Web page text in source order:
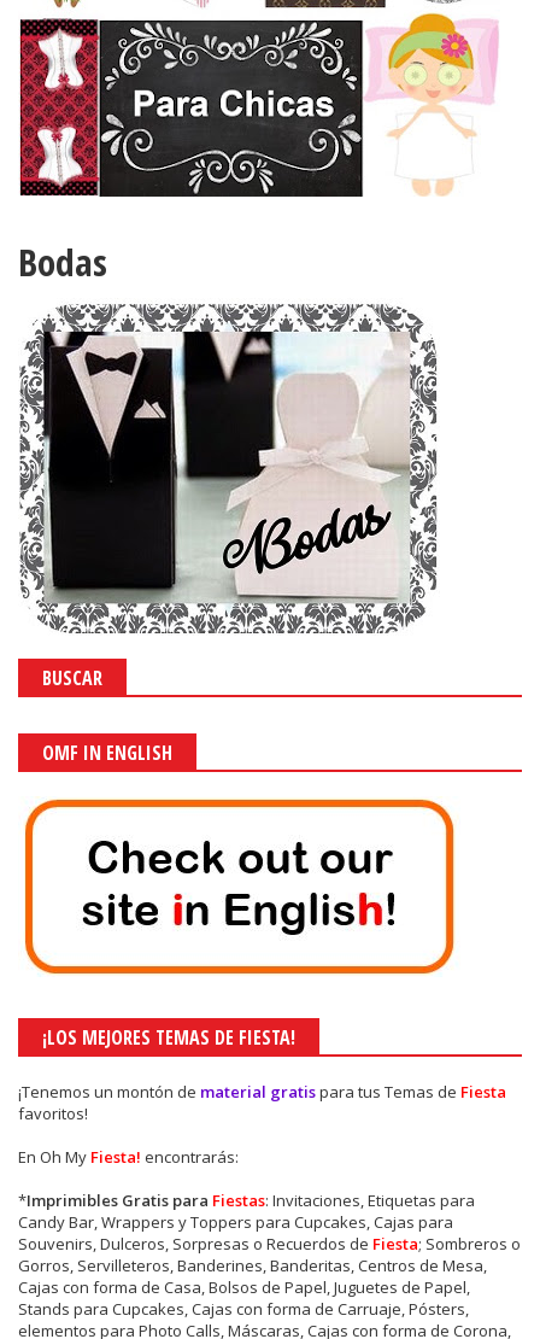
Bodas
BUSCAR
OMF IN ENGLISH
¡LOS MEJORES TEMAS DE FIESTA!
¡Tenemos un montón de material gratispara tus Temas de Fiesta
favoritos!
En Oh My Fiesta! encontrarás:
*Imprimibles Gratis para Fiestas: Invitaciones, Etiquetas para
Candy Bar, Wrappers y Toppers para Cupcakes, Cajas para
Souvenirs, Dulceros, Sorpresas o Recuerdos de Fiesta; Sombreros o
Gorros, Servilleteros, Banderines, Banderitas, Centros de Mesa,
Cajas con forma de Casa, Bolsos de Papel, Juguetes de Papel,
Stands para Cupcakes, Cajas con forma de Carruaje, Pósters,
elementos para Photo Calls, Máscaras, Cajas con forma de Corona,